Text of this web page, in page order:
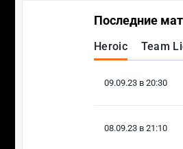
Последние
Heroic Team
09.09.23 в 20:30
08.09.23 в 21:10